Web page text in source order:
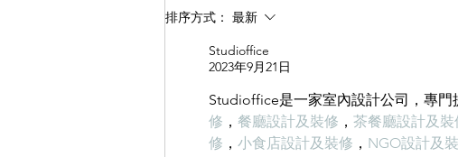
保證我們的工程能夠順利進行。清
等雜質，避免這些雜質影響整體平
整度和效果。 ...
排序方式： 最新
Studioffice
2023年9月21日
Studioffice是一家室內設計公司，專門
修 ， 餐廳設計及裝修 ， 茶餐廳設計及裝
修 ， 小食店設計及裝修 ， NGO設計及